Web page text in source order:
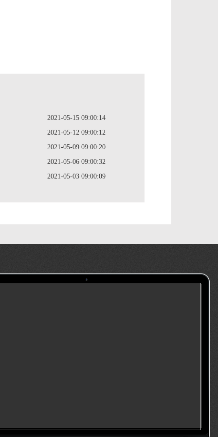
2021-05-15 09:00:14
2021-05-12 09:00:12
2021-05-09 09:00:20
2021-05-06 09:00:32
2021-05-03 09:00:09